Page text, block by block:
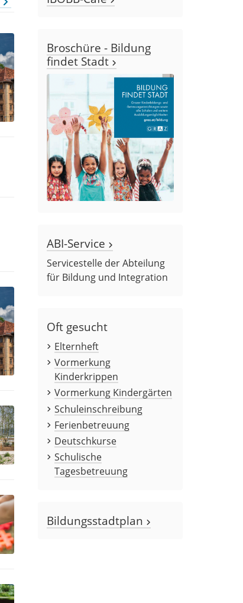
Broschüre - Bildung
findet Stadt
ABI-Service
Servicestelle der Abteilung
für Bildung und Integration
Oft gesucht
Elternheft
Vormerkung
Kinderkrippen
Vormerkung Kindergärten
Schuleinschreibung
Ferienbetreuung
Deutschkurse
Schulische
Tagesbetreuung
Bildungsstadtplan